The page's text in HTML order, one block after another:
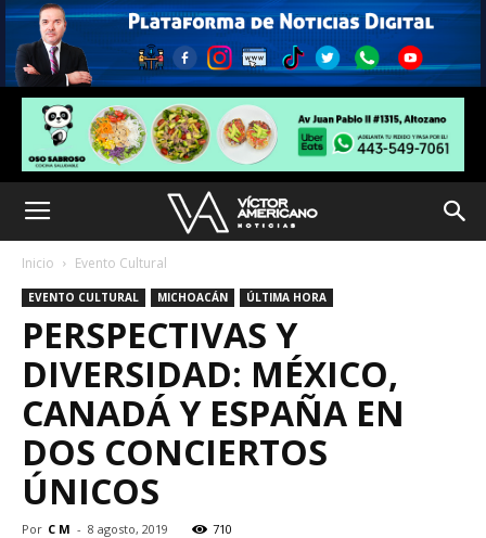
Inicio Evento Cultural
EVENTO CULTURAL MICHOACÁN ÚLTIMA HORA
PERSPECTIVAS Y
DIVERSIDAD: MÉXICO,
CANADÁ Y ESPAÑA EN
DOS CONCIERTOS
ÚNICOS
Por C M - 8 agosto, 2019 710